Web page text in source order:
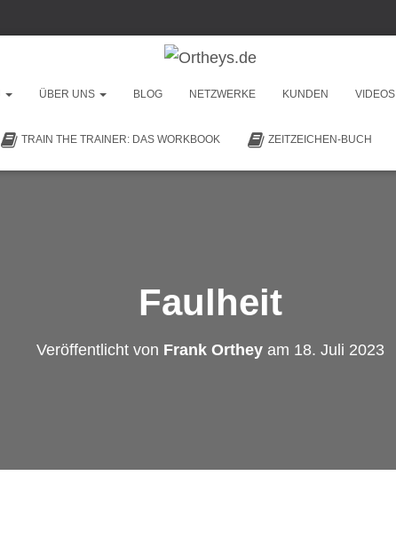
ÜBER UNS BLOG NETZWERKE KUNDEN VIDEOS
TRAIN THE TRAINER: DAS WORKBOOK ZEITZEICHEN-BUCH
Faulheit
Veröffentlicht von Frank Orthey am 18. Juli 2023